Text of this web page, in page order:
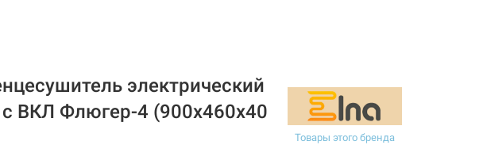
электрический
ВКЛ Флюгер-4 (900х460х40
Товары этого бренда